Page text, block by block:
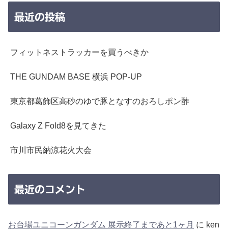
最近の投稿
フィットネストラッカーを買うべきか
THE GUNDAM BASE 横浜 POP-UP
東京都葛飾区高砂のゆで豚となすのおろしポン酢
Galaxy Z Fold8を見てきた
市川市民納涼花火大会
最近のコメント
お台場ユニコーンガンダム 展示終了まであと1ヶ月 に ken